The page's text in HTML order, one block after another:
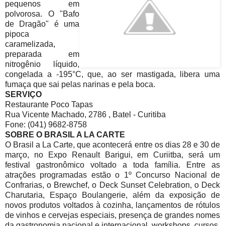
pequenos em
polvorosa. O "Bafo
de Dragão" é uma
pipoca
caramelizada,
preparada em
nitrogênio líquido,
congelada a -195°C, que, ao ser mastigada, libera uma
fumaça que sai pelas narinas e pela boca.
SERVIÇO
Restaurante Poco Tapas
Rua Vicente Machado, 2786 , Batel - Curitiba
Fone: (041) 9682-8758
SOBRE O BRASIL A LA CARTE
O Brasil a La Carte, que acontecerá entre os dias 28 e 30 de
março, no Expo Renault Barigui, em Curiitba, será um
festival gastronômico voltado a toda família. Entre as
atrações programadas estão o 1º Concurso Nacional de
Confrarias, o Brewchef, o Deck Sunset Celebration, o Deck
Charutaria, Espaço Boulangerie, além da exposição de
novos produtos voltados à cozinha, lançamentos de rótulos
de vinhos e cervejas especiais, presença de grandes nomes